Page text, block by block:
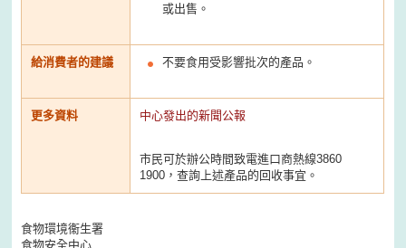
或出售。
給消費者的建議 不要食用受影響批次的產品。
更多資料 中心發出的新聞公報
市民可於辦公時間致電進口商熱線3860
1900，查詢上述產品的回收事宜。
食物環境衞生署
食物安全中心